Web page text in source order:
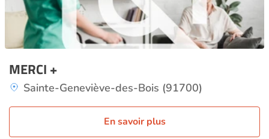
MERCI +
Sainte-Geneviève-des-Bois (91700)
En savoir plus